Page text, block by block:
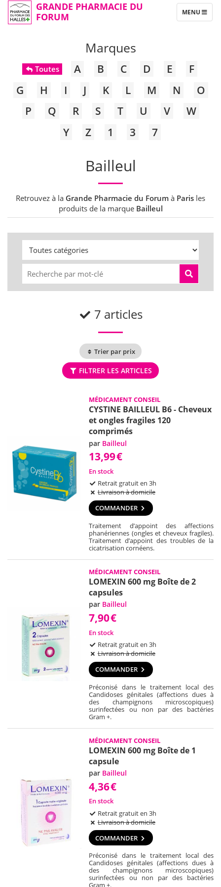
GRANDE PHARMACIE DU
FORUM
TOGGLE
NAVIGATION
MENU
Marques
Toutes A B C D E
F
G
H I J K L M N
O
P
Q R S T U V
W
Y
Z 1 3 7
Bailleul
Retrouvez à la Grande Pharmacie du Forum à Paris les
produits de la marque Bailleul
7 articles
Trier par prix
FILTRER LES ARTICLES
MÉDICAMENT CONSEIL
CYSTINE BAILLEUL B6 - Cheveux
et ongles fragiles 120
comprimés
par Bailleul
13,99€
En stock
Retrait gratuit en 3h
Livraison à domicile
COMMANDER
Traitement d’appoint des affections
phanériennes (ongles et cheveux fragiles).
Traitement d’appoint des troubles de la
cicatrisation cornéens.
MÉDICAMENT CONSEIL
LOMEXIN 600 mg Boîte de 2
capsules
par Bailleul
7,90€
En stock
Retrait gratuit en 3h
Livraison à domicile
COMMANDER
Préconisé dans le traitement local des
Candidoses génitales (affections dues à
des champignons microscopiques)
surinfectées ou non par des bactéries
Gram +.
MÉDICAMENT CONSEIL
LOMEXIN 600 mg Boîte de 1
capsule
par Bailleul
4,36€
En stock
Retrait gratuit en 3h
Livraison à domicile
COMMANDER
Préconisé dans le traitement local des
Candidoses génitales (affections dues à
des champignons microscopiques)
surinfectées ou non par des bactéries